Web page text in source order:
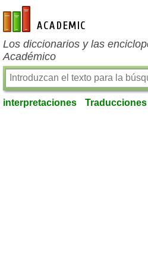
es-academic.com
Los diccionarios y las
Académico
interpretaciones Traducciones